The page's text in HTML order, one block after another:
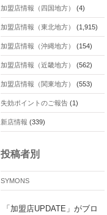
加盟店情報（四国地方） (4)
加盟店情報（東北地方） (1,915)
加盟店情報（沖縄地方） (154)
加盟店情報（近畿地方） (562)
加盟店情報（関東地方） (553)
失効ポイントのご報告(1)
新店情報 (339)
投稿者別
SYMONS
「加盟店UPDATE」がブロ